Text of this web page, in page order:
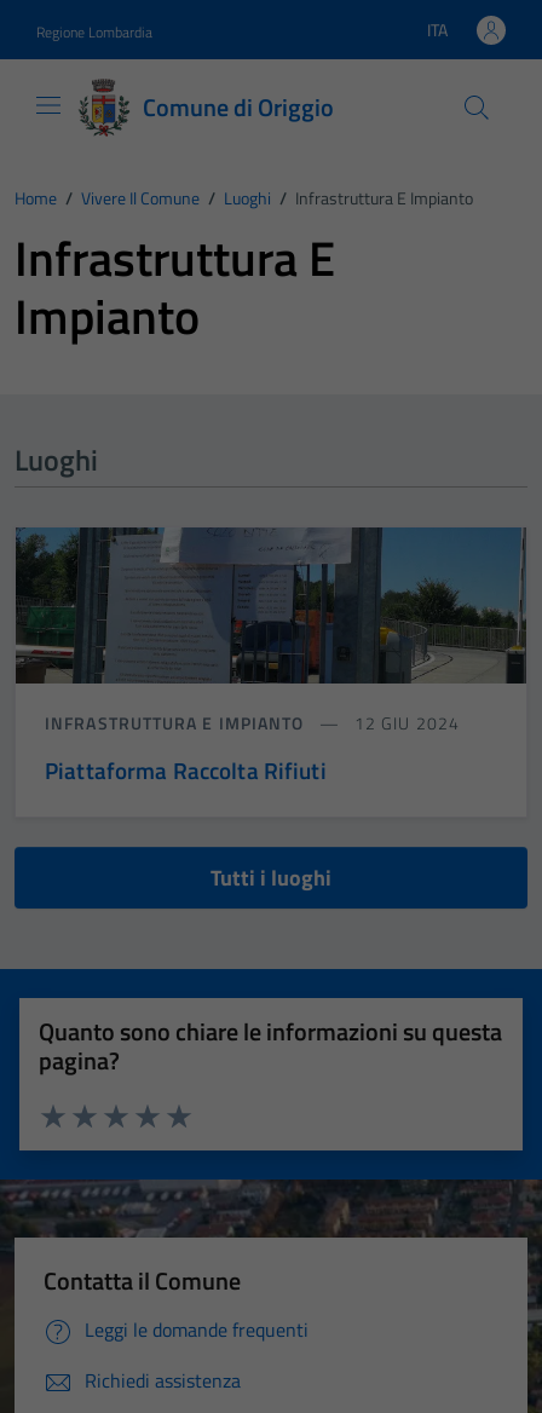
Regione Lombardia Lingua attiva:
ITA
Comune di Origgio
Home / Vivere Il Comune / Luoghi / Infrastruttura E Impianto
Infrastruttura E
Impianto
Luoghi
INFRASTRUTTURA E IMPIANTO 12 GIU 2024
Piattaforma Raccolta Rifiuti
Tutti i luoghi
Quanto sono chiare le informazioni su questa
pagina?
Valuta 5 stelle su 5
Valuta 4 stelle su 5
Valuta 3 stelle su 5
Valuta 2 stelle su 5
Valuta 1 stelle su 5
Contatta il Comune
Leggi le domande frequenti
Richiedi assistenza